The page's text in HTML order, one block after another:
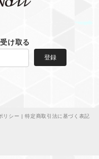
け取る
登録
リシー |特定商取引法に基づく表記